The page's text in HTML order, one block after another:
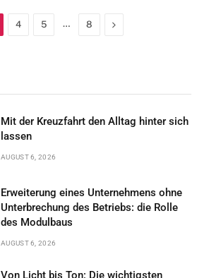
4 5 … 8 Next
Mit der Kreuzfahrt den Alltag hinter sich
lassen
AUGUST 6, 2026
Erweiterung eines Unternehmens ohne
Unterbrechung des Betriebs: die Rolle
des Modulbaus
AUGUST 6, 2026
Von Licht bis Ton: Die wichtigsten